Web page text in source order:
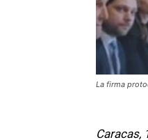
La firma
Caracas,